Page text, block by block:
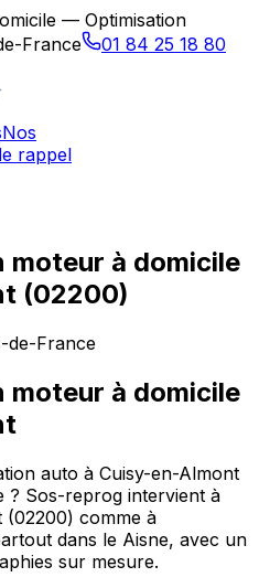
— Optimisation
France
01 84 25 18 80
Nos
rappel
moteur à domicile
(02200)
de-France
moteur à domicile
auto à Cuisy-en-Almont
? Sos-reprog intervient à
(02200) comme à
dans le Aisne, avec un
sur mesure.